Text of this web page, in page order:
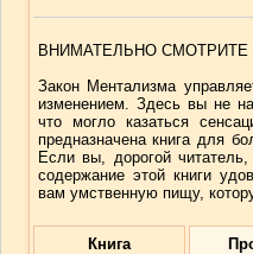
ВНИМАТЕЛЬНО СМОТРИТЕ
Закон Ментализма
изменением. Здесь вы не
что могло казаться
предназначена книга для
Если вы, дорогой
содержание этой книги
вам умственную пищу,
Книга